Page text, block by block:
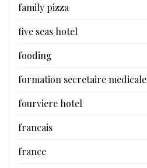
family pizza
five seas hotel
fooding
formation secretaire medicale
fourviere hotel
francais
france